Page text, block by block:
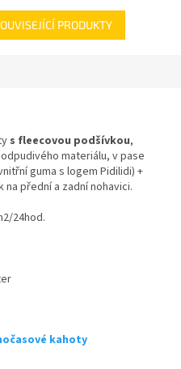
PRODUKTY
s fleecovou podšívkou,
materiálu, v pase
guma s logem Pidilidi) +
přední a zadní nohavici.
24hod.
kahoty